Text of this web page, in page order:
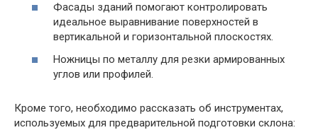
Фасады зданий помогают контролировать
идеальное выравнивание поверхностей в
вертикальной и горизонтальной плоскостях.
Ножницы по металлу для резки армированных
углов или профилей.
Кроме того, необходимо рассказать об инструментах,
используемых для предварительной подготовки склона: